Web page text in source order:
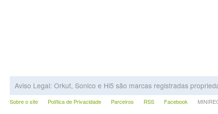
Aviso Legal: Orkut, Sonico e Hi5 são marcas registradas
Sobre o site Política de Privacidade Parceiros RSS Facebook